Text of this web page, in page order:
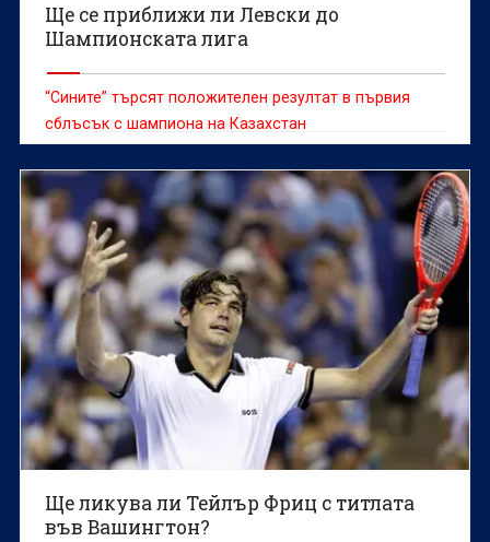
Ще се приближи ли Левски до
Шампионската лига
“Сините” търсят положителен резултат в първия
сблъсък с шампиона на Казахстан
Ще ликува ли Тейлър Фриц с титлата
във Вашингтон?